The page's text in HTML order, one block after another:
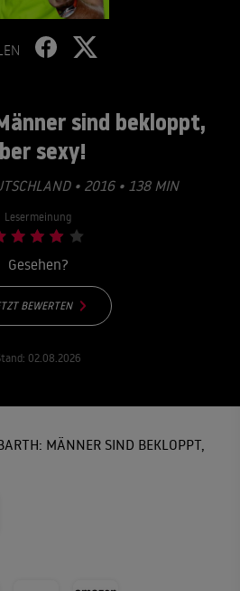
sind bekloppt,
sexy!
• 2016 • 138 MIN
Lesermeinung
Gesehen?
BEWERTEN
02.08.2026
MÄNNER SIND BEKLOPPT,